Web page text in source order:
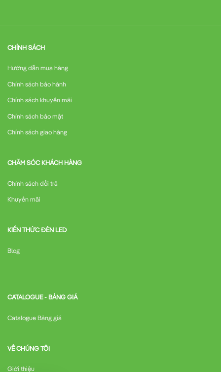
CHÍNH SÁCH
Hướng dẫn mua hàng
Chính sách bảo hành
Chính sách khuyến mãi
Chính sách bảo mật
Chính sách giao hàng
CHĂM SÓC KHÁCH HÀNG
Chính sách đổi trả
Khuyến mãi
KIẾN THỨC ĐÈN LED
Blog
CATALOGUE - BẢNG GIÁ
Catalogue Bảng giá
VỀ CHÚNG TÔI
Giới thiệu